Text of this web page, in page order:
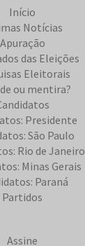
Início
Notícias
Apuração
das Eleições
Eleitorais
ou mentira?
Presidente
São Paulo
Rio de Janeiro
Minas Gerais
Paraná
Partidos
Assine